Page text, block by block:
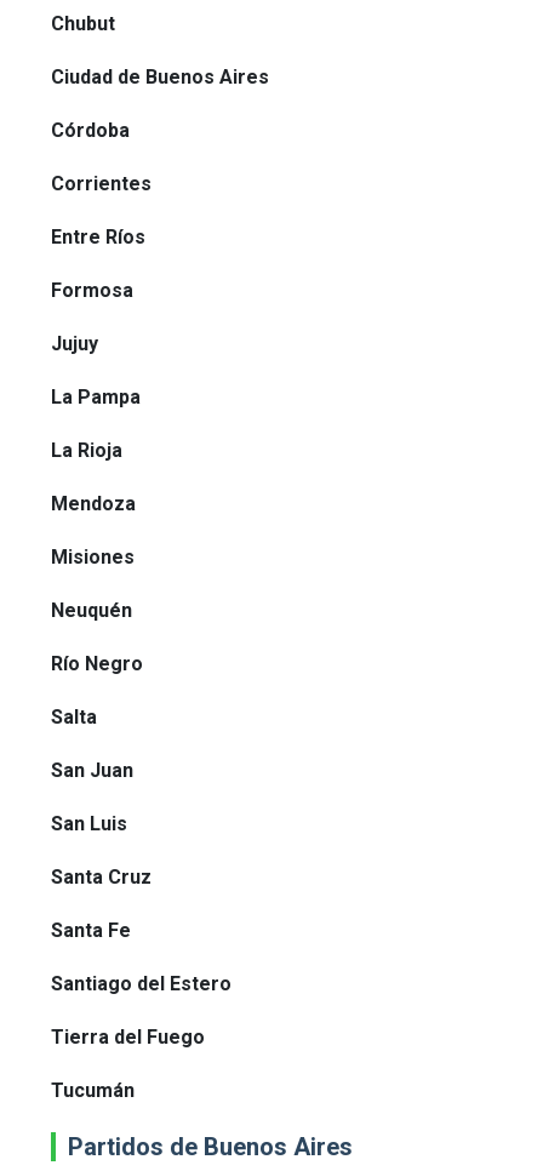
Chubut
Ciudad de Buenos Aires
Córdoba
Corrientes
Entre Ríos
Formosa
Jujuy
La Pampa
La Rioja
Mendoza
Misiones
Neuquén
Río Negro
Salta
San Juan
San Luis
Santa Cruz
Santa Fe
Santiago del Estero
Tierra del Fuego
Tucumán
Partidos de Buenos Aires